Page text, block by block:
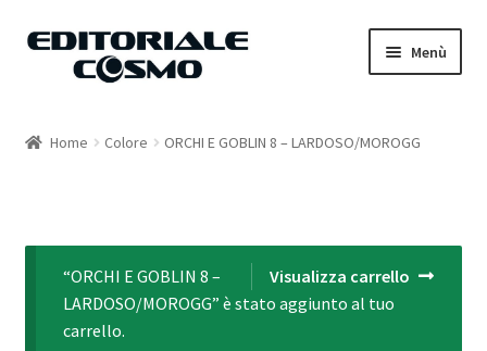
Vai
Vai
Menù
Il mio account
Home Colore ORCHI E GOBLIN 8 – LARDOSO/MOROGG
Visualizza carrello
“ORCHI E GOBLIN 8 –
LARDOSO/MOROGG” è stato aggiunto al tuo
carrello.